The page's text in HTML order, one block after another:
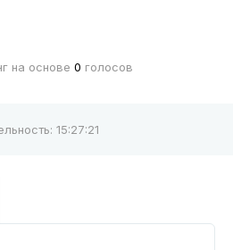
на основе 0 голосов
15:27:21